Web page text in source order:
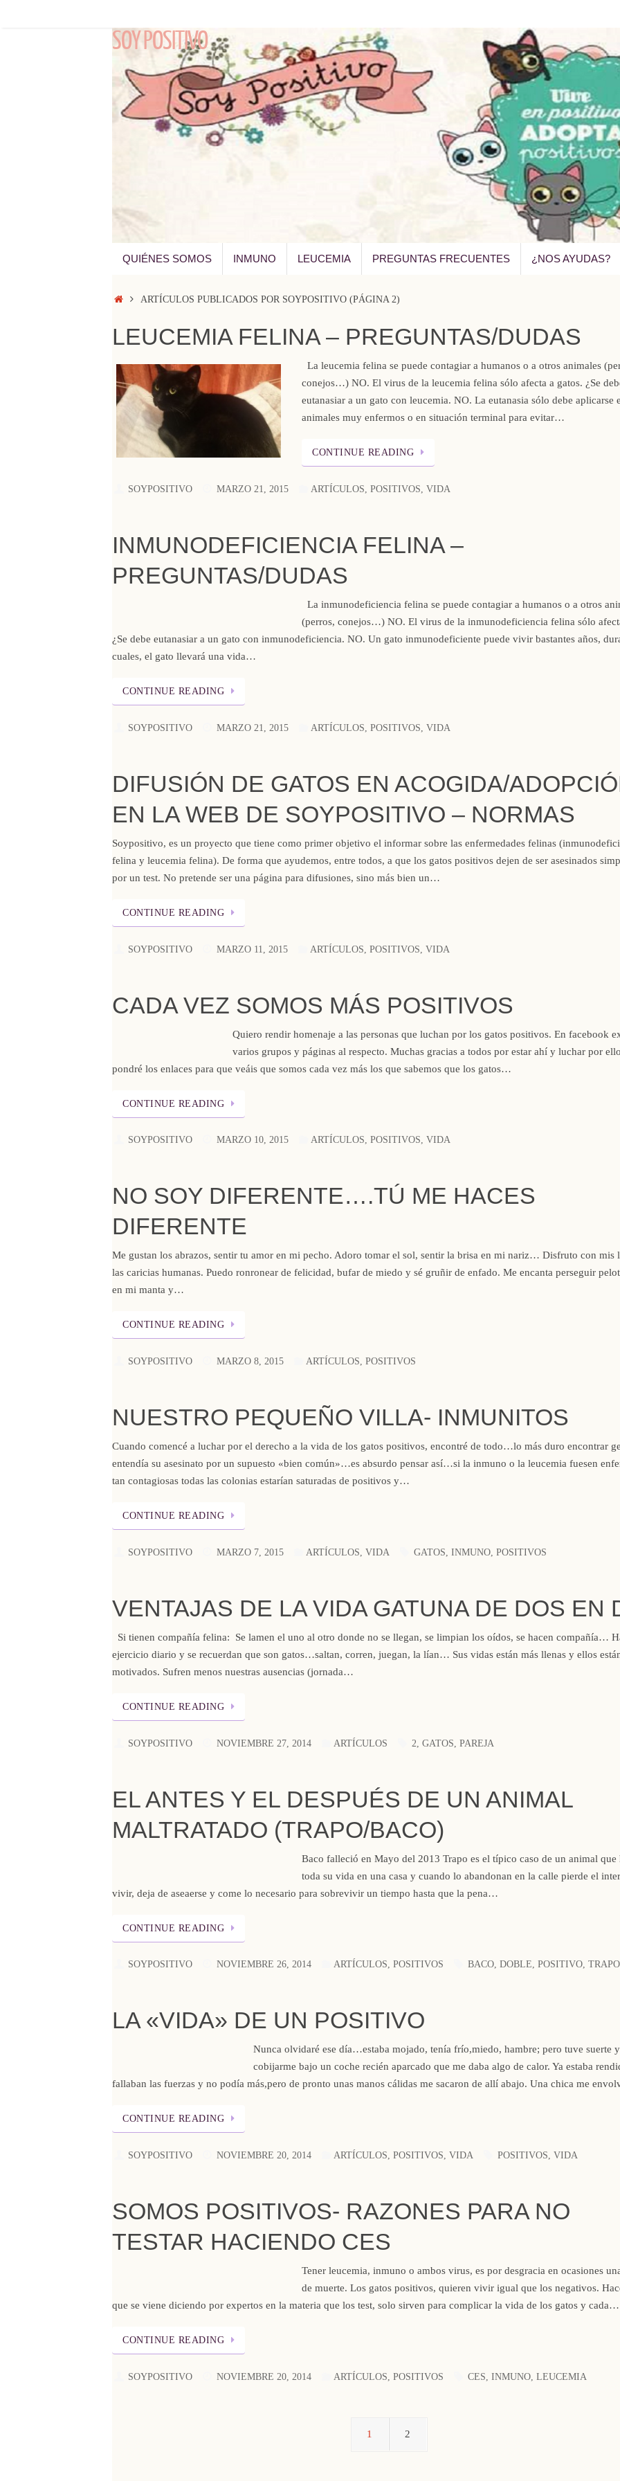
SOY POSITIVO
ALQUIÉNES SOMOS INMUNO LEUCEMIA PREGUNTAS FRECUENTES ¿NOS AYUDAS?
INICIO
ARTÍCULOS PUBLICADOS POR SOYPOSITIVO(PÁGINA 2)
LEUCEMIA FELINA – PREGUNTAS/DUDAS
La leucemia felina se puede contagiar a humanos o a otros animales
conejos…) NO. El virus de la leucemia felina sólo afecta a gatos. ¿Se
eutanasiar a un gato con leucemia. NO. La eutanasia sólo debe aplicarse
animales muy enfermos o en situación terminal para evitar…
CONTINUE READING
SOYPOSITIVO MARZO 21, 2015 ARTÍCULOS, POSITIVOS, VIDA
INMUNODEFICIENCIA FELINA –
PREGUNTAS/DUDAS
La inmunodeficiencia felina se puede contagiar a humanos o a otros
(perros, conejos…) NO. El virus de la inmunodeficiencia felina sólo
¿Se debe eutanasiar a un gato con inmunodeficiencia. NO. Un gato inmunodeficiente puede vivir bastantes años,
cuales, el gato llevará una vida…
CONTINUE READING
SOYPOSITIVO MARZO 21, 2015 ARTÍCULOS POSITIVOS VIDA
DIFUSIÓN DE GATOS EN ACOGIDA/
EN LA WEB DE SOYPOSITIVO – NORMAS
Soypositivo, es un proyecto que tiene como primer objetivo el informar sobre las enfermedades felinas
felina y leucemia felina). De forma que ayudemos, entre todos, a que los gatos positivos dejen de ser asesinados
por un test. No pretende ser una página para difusiones, sino más bien un…
CONTINUE READING
SOYPOSITIVO MARZO 11, 2015 ARTÍCULOS POSITIVOS VIDA
CADA VEZ SOMOS MÁS POSITIVOS
Quiero rendir homenaje a las personas que luchan por los gatos positivos. En facebook
varios grupos y páginas al respecto. Muchas gracias a todos por estar ahí y luchar por
pondré los enlaces para que veáis que somos cada vez más los que sabemos que los gatos…
CONTINUE READING
SOYPOSITIVO MARZO 10, 2015 ARTÍCULOS, POSITIVOS, VIDA
NO SOY DIFERENTE….TÚ ME HACES
DIFERENTE
Me gustan los abrazos, sentir tu amor en mi pecho. Adoro tomar el sol, sentir la brisa en mi nariz… Disfruto con mis
las caricias humanas. Puedo ronronear de felicidad, bufar de miedo y sé gruñir de enfado. Me encanta perseguir
en mi manta y…
CONTINUE READING
SOYPOSITIVO MARZO 8, 2015 ARTÍCULOS, POSITIVOS
NUESTRO PEQUEÑO VILLA- INMUNITOS
Cuando comencé a luchar por el derecho a la vida de los gatos positivos, encontré de todo…lo más duro encontrar
entendía su asesinato por un supuesto «bien común»…es absurdo pensar así…si la inmuno o la leucemia fuesen
tan contagiosas todas las colonias estarían saturadas de positivos y…
CONTINUE READING
SOYPOSITIVO MARZO 7, 2015 ARTÍCULOS VIDA GATOS INMUNO, POSITIVOS
VENTAJAS DE LA VIDA GATUNA DE DOS EN
Si tienen compañía felina: Se lamen el uno al otro donde no se llegan, se limpian los oídos, se hacen compañía…
ejercicio diario y se recuerdan que son gatos…saltan, corren, juegan, la lían… Sus vidas están más llenas y ellos
motivados. Sufren menos nuestras ausencias (jornada…
CONTINUE READING
SOYPOSITIVO NOVIEMBRE 27, 2014 ARTÍCULOS 2 GATOS PAREJA
EL ANTES Y EL DESPUÉS DE UN ANIMAL
MALTRATADO (TRAPO/BACO)
Baco falleció en Mayo del 2013 Trapo es el típico caso de un animal
toda su vida en una casa y cuando lo abandonan en la calle pierde el
vivir, deja de aseaerse y come lo necesario para sobrevivir un tiempo hasta que la pena…
CONTINUE READING
SOYPOSITIVO NOVIEMBRE 26, 2014 ARTÍCULOS, POSITIVOS BACO, DOBLE, POSITIVO, TRAPO
LA «VIDA» DE UN POSITIVO
Nunca olvidaré ese día…estaba mojado, tenía frío,miedo, hambre; pero tuve suerte
cobijarme bajo un coche recién aparcado que me daba algo de calor. Ya estaba
fallaban las fuerzas y no podía más,pero de pronto unas manos cálidas me sacaron de allí abajo. Una chica me
CONTINUE READING
SOYPOSITIVO NOVIEMBRE 20, 2014 ARTÍCULOS, POSITIVOS, VIDA POSITIVOS, VIDA
SOMOS POSITIVOS- RAZONES PARA NO
TESTAR HACIENDO CES
Tener leucemia, inmuno o ambos virus, es por desgracia en ocasiones
de muerte. Los gatos positivos, quieren vivir igual que los negativos.
que se viene diciendo por expertos en la materia que los test, solo sirven para complicar la vida de los gatos y cada…
CONTINUE READING
SOYPOSITIVO NOVIEMBRE 20, 2014 ARTÍCULOS POSITIVOS CES INMUNO, LEUCEMIA
1 2